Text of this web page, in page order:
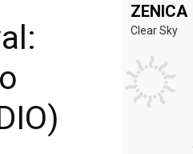
ZENICA
Clear Sky